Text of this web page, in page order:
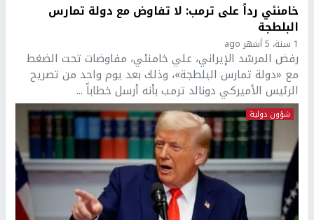
خامنئي رداً على ترمب: لا تفاوض مع دولة تمارس
البلطجة
1 سنة، 5 أشهر ago
رفض المرشد الإيراني، علي خامنئي، مفاوضات تحت الضغط
مع «دولة تمارس البلطجة»، وذلك بعد يوم واحد من تصريح
الرئيس الأميركي دونالد ترمب بأنه أرسل خطاباً ...
شؤون دولية